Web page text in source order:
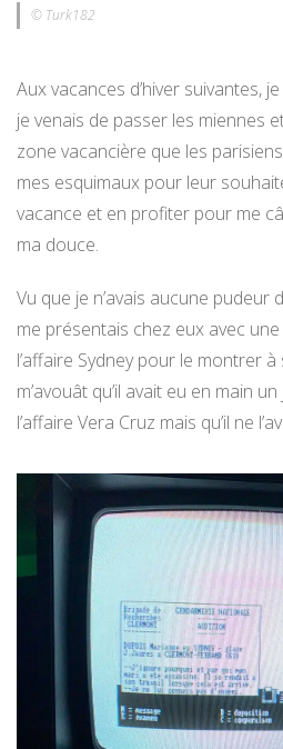
© Turk182
Aux vacances d’hiver suivantes,
je venais de passer les miennes
zone vacancière que les
mes esquimaux pour leur
vacance et en profiter pour me
ma douce.
Vu que je n’avais aucune pudeur
me présentais chez eux avec
l’affaire Sydney pour le montrer
m’avouât qu’il avait eu en main
l’affaire Vera Cruz mais qu’il ne